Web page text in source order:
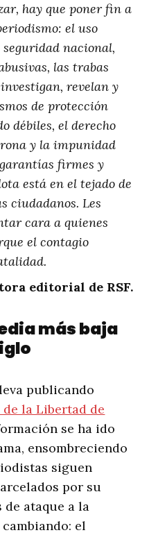
hay que poner fin a
el uso
seguridad nacional,
las trabas
revelan y
de protección
débiles, el derecho
y la impunidad
firmes y
está en el tejado de
ciudadanos. Les
cara a quienes
el contagio
editorial de RSF.
más baja
publicando
la Libertad de
se ha ido
ensombreciendo
siguen
por su
ataque a la
el